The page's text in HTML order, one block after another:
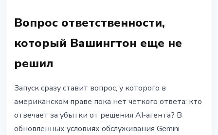
Вопрос ответственности,
который Вашингтон еще не
решил
Запуск сразу ставит вопрос, у которого в
американском праве пока нет четкого ответа: кто
отвечает за убытки от решения AI-агента? В
обновленных условиях обслуживания Gemini